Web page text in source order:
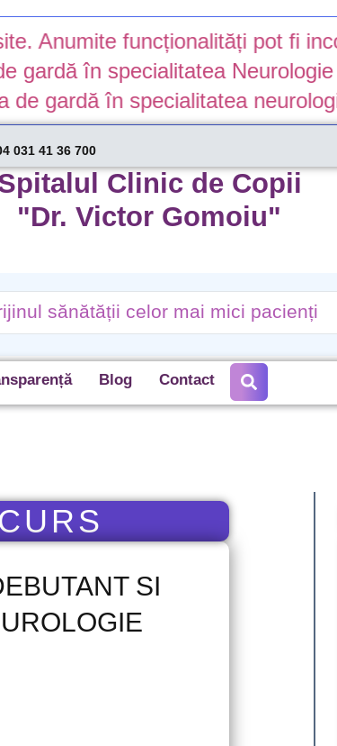
funcționalități pot fi
în specialitatea Neurologie
în specialitatea neurologie
031 41 36 700
Clinic de Copii
"Dr. Victor Gomoiu"
sănătății celor mai mici pacienți
Blog Contact
SI